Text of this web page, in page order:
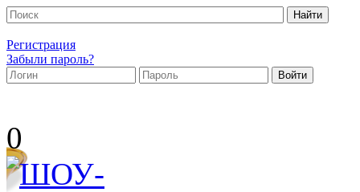
Регистрация
Забыли пароль?
0